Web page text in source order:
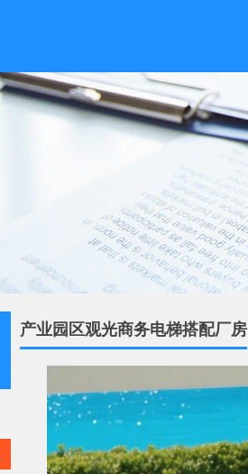
产业园区观光商务电梯搭配厂房